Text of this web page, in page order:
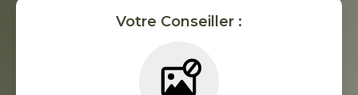
Votre Conseiller :